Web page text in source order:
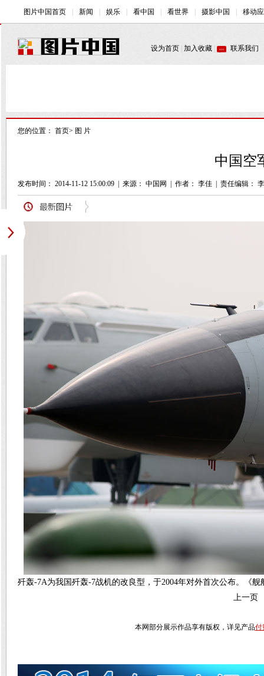
您的位置： 首页> 图 片
中国空
发布时间： 2014-11-12 15:00:09 来源： 中国网 作者： 李佳 责任编辑：
歼轰-7A为我国歼轰-7战机的改良型，于2004年对外首次公布。《
上一页
本网部分展示作品享有版权，详见产品付